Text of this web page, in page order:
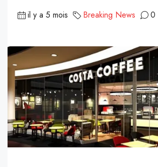
il y a 5 mois Breaking News 0